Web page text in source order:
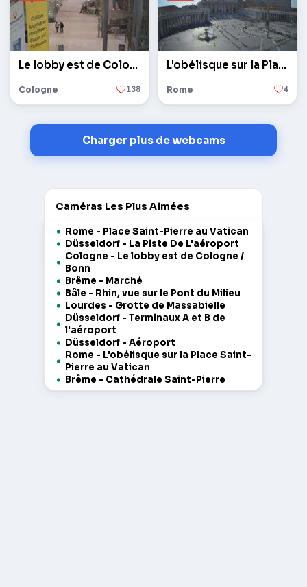
Le lobby est de Cologne / Bonn
Cologne 138
L'obélisque sur la Place Saint-Pierre au Vatican
Rome 4
Charger plus de webcams
Caméras Les Plus Aimées
Rome - Place Saint-Pierre au Vatican
Düsseldorf - La Piste De L'aéroport
Cologne - Le lobby est de Cologne /
Bonn
Brême - Marché
Bâle - Rhin, vue sur le Pont du Milieu
Lourdes - Grotte de Massabielle
Düsseldorf - Terminaux A et B de
l'aéroport
Düsseldorf - Aéroport
Rome - L'obélisque sur la Place Saint-
Pierre au Vatican
Brême - Cathédrale Saint-Pierre